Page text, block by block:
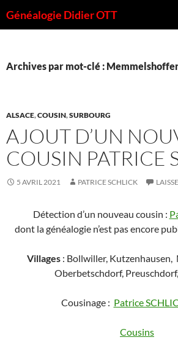
auGénéalogie Didier OTT
Archives par mot-clé :
ALSACE,COUSIN,SURBOURG
AJOUT D’UN
COUSIN PATRICE
5 AVRIL 2021 PATRICE SCHLICK
Détection d’un nouveau cousin :
dont la généalogie n’est pas encore
Villages : Bollwiller, Kutzenhausen,
Oberbetschdorf,
Cousinage : Patrice
Cousins